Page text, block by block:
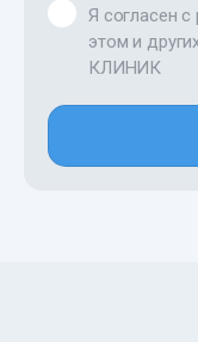
Я согласен
этом и
КЛИНИК